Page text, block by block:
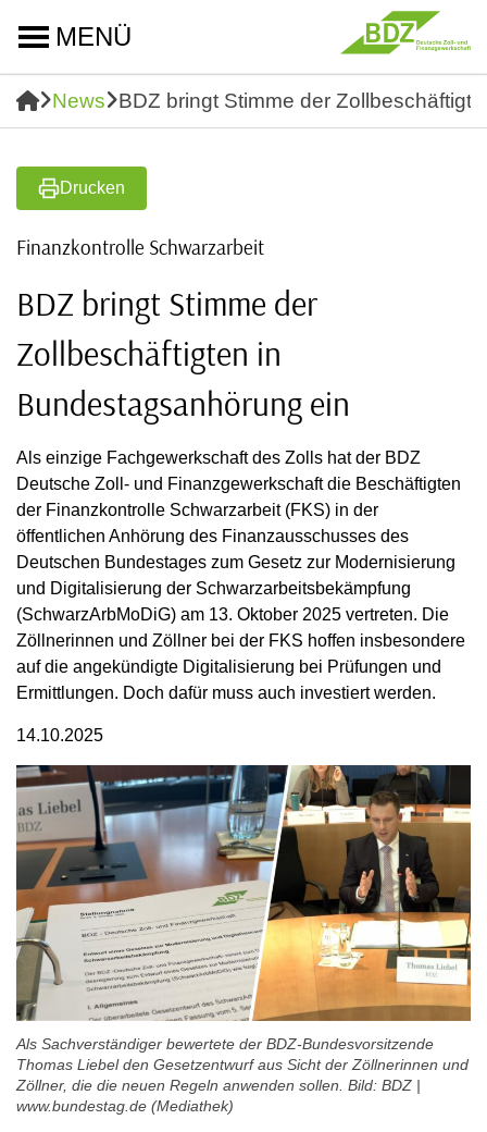
MENÜ
News BDZ bringt Stimme der
Drucken
Finanzkontrolle Schwarzarbeit
BDZ bringt Stimme der
Zollbeschäftigten in
Bundestagsanhörung ein
Als einzige Fachgewerkschaft des Zolls hat der BDZ
Deutsche Zoll- und Finanzgewerkschaft die Beschäftigten
der Finanzkontrolle Schwarzarbeit (FKS) in der
öffentlichen Anhörung des Finanzausschusses des
Deutschen Bundestages zum Gesetz zur Modernisierung
und Digitalisierung der Schwarzarbeitsbekämpfung
(SchwarzArbMoDiG) am 13. Oktober 2025 vertreten. Die
Zöllnerinnen und Zöllner bei der FKS hoffen insbesondere
auf die angekündigte Digitalisierung bei Prüfungen und
Ermittlungen. Doch dafür muss auch investiert werden.
14.10.2025
Als Sachverständiger bewertete der BDZ-Bundesvorsitzende
Thomas Liebel den Gesetzentwurf aus Sicht der Zöllnerinnen und
Zöllner, die die neuen Regeln anwenden sollen. Bild: BDZ |
www.bundestag.de (Mediathek)